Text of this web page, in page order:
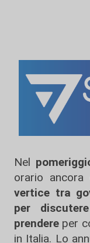
Nel
orario
vertice tra
per
prendere per
in Italia. Lo